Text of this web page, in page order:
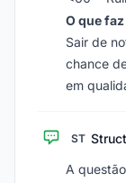
O que
Sair de
chance
em
ST
A